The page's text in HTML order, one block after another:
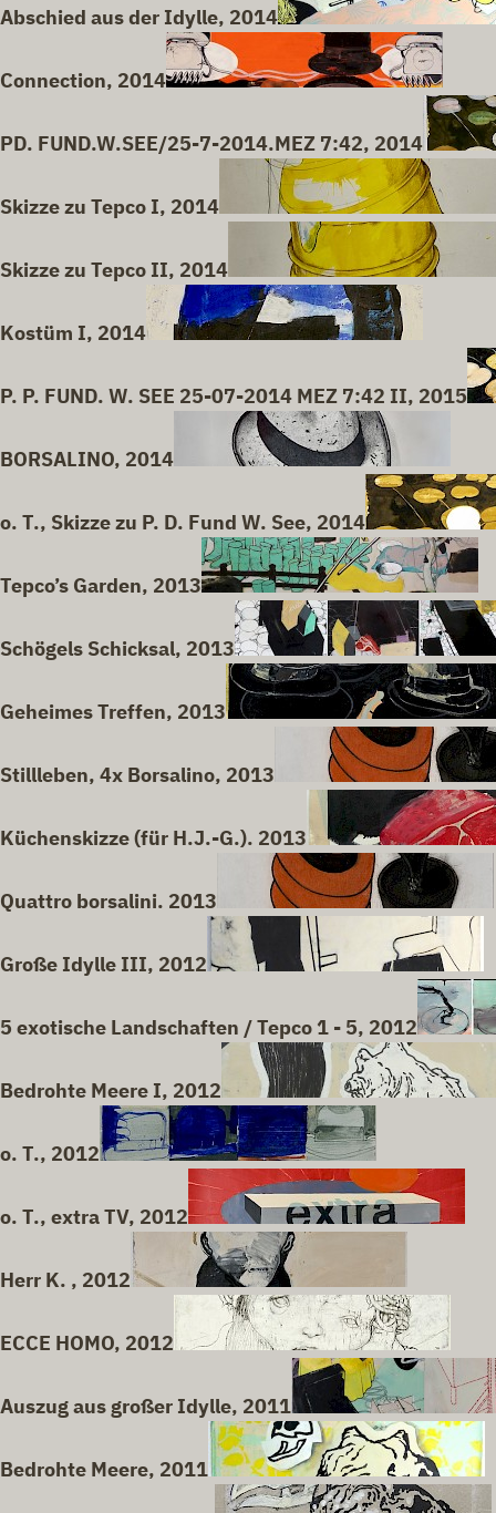
Abschied aus der Idylle, 2014
Connection, 2014
PD. FUND.W.SEE/25-7-2014.MEZ 7:42, 2014
Skizze zu Tepco I, 2014
Skizze zu Tepco II, 2014
Kostüm I, 2014
P. P. FUND. W. SEE 25-07-2014 MEZ 7:42 II, 2015
BORSALINO, 2014
o. T., Skizze zu P. D. Fund W. See, 2014
Tepco’s Garden, 2013
Schögels Schicksal, 2013
Geheimes Treffen, 2013
Stillleben, 4x Borsalino, 2013
Küchenskizze (für H.J.-G.). 2013
Quattro borsalini. 2013
Große Idylle III, 2012
5 exotische Landschaften / Tepco 1 - 5, 2012
Bedrohte Meere I, 2012
o. T., 2012
o. T., extra TV, 2012
Herr K. , 2012
ECCE HOMO, 2012
Auszug aus großer Idylle, 2011
Bedrohte Meere, 2011